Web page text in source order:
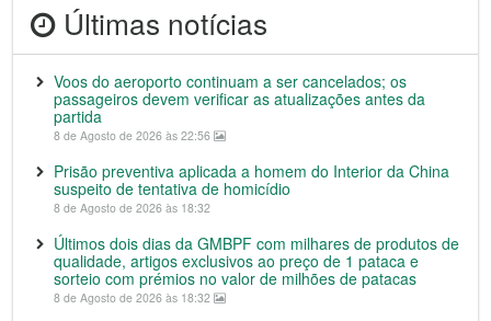
Últimas notícias
Voos do aeroporto continuam a ser cancelados; os
passageiros devem verificar as atualizações antes da
partida
8 de Agosto de 2026 às 22:56
Prisão preventiva aplicada a homem do Interior da China
suspeito de tentativa de homicídio
8 de Agosto de 2026 às 18:32
Últimos dois dias da GMBPF com milhares de produtos de
qualidade, artigos exclusivos ao preço de 1 pataca e
sorteio com prémios no valor de milhões de patacas
8 de Agosto de 2026 às 18:32